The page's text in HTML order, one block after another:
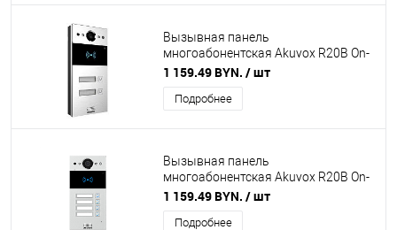
Вызывная панель
многоабонентская Akuvox R20B On-
Wall на 2 абонента
1 159.49 BYN. / шт
Подробнее
Вызывная панель
многоабонентская Akuvox R20B On-
Wall на 4 абонента
1 159.49 BYN. / шт
Подробнее